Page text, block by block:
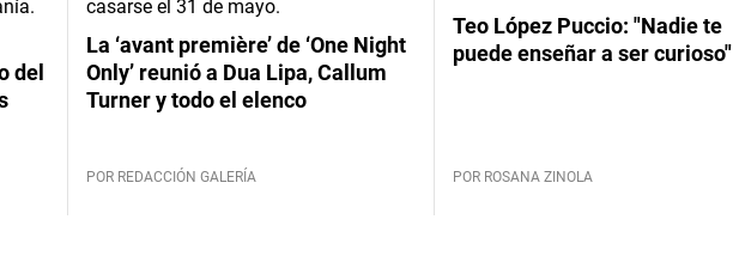
del
La ‘avant première’ de ‘One Night
Only’ reunió a Dua Lipa, Callum
Turner y todo el elenco
POR REDACCIÓN GALERÍA
Teo López Puccio: "Nadie te
puede enseñar a ser curioso"
POR ROSANA ZINOLA